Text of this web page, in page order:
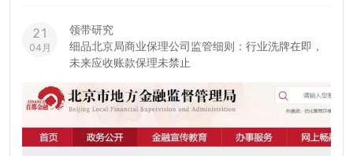
21
04月
领带研究
细品北京局商业保理公司监管细则：行业洗牌在即，
未来应收账款保理未禁止